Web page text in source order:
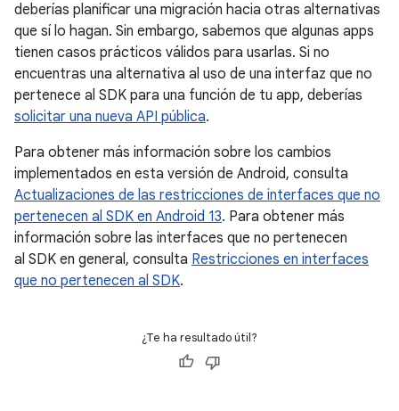
deberías planificar una migración hacia otras alternativas
que sí lo hagan. Sin embargo, sabemos que algunas apps
tienen casos prácticos válidos para usarlas. Si no
encuentras una alternativa al uso de una interfaz que no
pertenece al SDK para una función de tu app, deberías
solicitar una nueva API pública.
Para obtener más información sobre los cambios
implementados en esta versión de Android, consulta
Actualizaciones de las restricciones de interfaces que no
pertenecen al SDK en Android 13. Para obtener más
información sobre las interfaces que no pertenecen
al SDK en general, consulta Restricciones en interfaces
que no pertenecen al SDK.
¿Te ha resultado útil?